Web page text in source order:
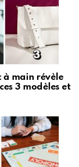
à main révèle
3 modèles et